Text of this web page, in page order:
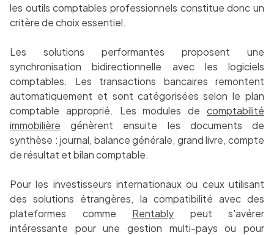
les outils comptables professionnels constitue donc un
critère de choix essentiel.
Les solutions performantes proposent une
synchronisation bidirectionnelle avec les logiciels
comptables. Les transactions bancaires remontent
automatiquement et sont catégorisées selon le plan
comptable approprié. Les modules de comptabilité
immobilière génèrent ensuite les documents de
synthèse : journal, balance générale, grand livre, compte
de résultat et bilan comptable.
Pour les investisseurs internationaux ou ceux utilisant
des solutions étrangères, la compatibilité avec des
plateformes comme Rentably peut s'avérer
intéressante pour une gestion multi-pays ou pour